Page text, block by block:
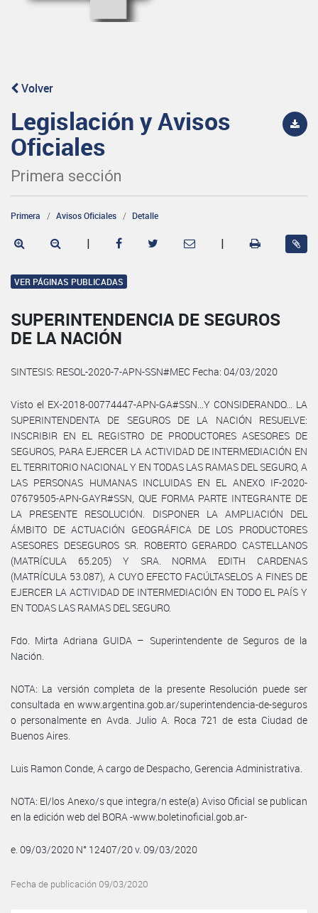
Volver
Legislación y Avisos
Oficiales
Primera sección
Primera Avisos Oficiales Detalle
| |
VER PÁGINAS PUBLICADAS
SUPERINTENDENCIA DE SEGUROS
DE LA NACIÓN
SINTESIS: RESOL-2020-7-APN-SSN#MEC Fecha: 04/03/2020
Visto el EX-2018-00774447-APN-GA#SSN...Y CONSIDERANDO... LA
SUPERINTENDENTA DE SEGUROS DE LA NACIÓN RESUELVE:
INSCRIBIR EN EL REGISTRO DE PRODUCTORES ASESORES DE
SEGUROS, PARA EJERCER LA ACTIVIDAD DE INTERMEDIACIÓN EN
EL TERRITORIO NACIONAL Y EN TODAS LAS RAMAS DEL SEGURO, A
LAS PERSONAS HUMANAS INCLUIDAS EN EL ANEXO IF-2020-
07679505-APN-GAYR#SSN, QUE FORMA PARTE INTEGRANTE DE
LA PRESENTE RESOLUCIÓN. DISPONER LA AMPLIACIÓN DEL
ÁMBITO DE ACTUACIÓN GEOGRÁFICA DE LOS PRODUCTORES
ASESORES DESEGUROS SR. ROBERTO GERARDO CASTELLANOS
(MATRÍCULA 65.205) Y SRA. NORMA EDITH CARDENAS
(MATRÍCULA 53.087), A CUYO EFECTO FACÚLTASELOS A FINES DE
EJERCER LA ACTIVIDAD DE INTERMEDIACIÓN EN TODO EL PAÍS Y
EN TODAS LAS RAMAS DEL SEGURO.
Fdo. Mirta Adriana GUIDA – Superintendente de Seguros de la
Nación.
NOTA: La versión completa de la presente Resolución puede ser
consultada en www.argentina.gob.ar/superintendencia-de-seguros
o personalmente en Avda. Julio A. Roca 721 de esta Ciudad de
Buenos Aires.
Luis Ramon Conde, A cargo de Despacho, Gerencia Administrativa.
NOTA: El/los Anexo/s que integra/n este(a) Aviso Oficial se publican
en la edición web del BORA -www.boletinoficial.gob.ar-
e. 09/03/2020 N° 12407/20 v. 09/03/2020
Fecha de publicación 09/03/2020